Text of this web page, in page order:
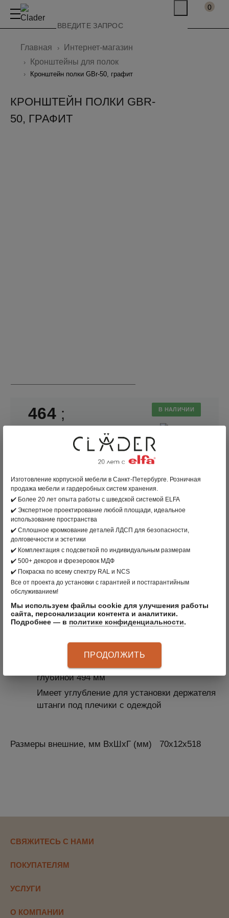
0
Главная
Интернет-магазин
Кронштейны для полок
Кронштейн полки GBr-50, графит
КРОНШТЕЙН ПОЛКИ GBR-
50, ГРАФИТ
464 ; В НАЛИЧИИ
В КОРЗИНУ
вернуться в раздел
ПРОИЗВОДИТЕЛЬ:РОССИЯ
ЦВЕТ: ГРАФИТ
МАТЕРИАЛ: СТАЛЬ
S70299110615
ОПИСАНИЕ ПРОДУКТА
Устанавливается в вертикальную стойку
Служит для крепления сетчатых полок
глубиной 494 мм
Имеет углубление для установки держателя
штанги под плечики с одеждой
Размеры внешние, мм ВхШхГ (мм) 70x12x518
СВЯЖИТЕСЬ С НАМИ
ПОКУПАТЕЛЯМ
УСЛУГИ
О КОМПАНИИ
Изготовление корпусной мебели в Санкт-Петербурге. Розничная
продажа мебели и гардеробных систем хранения.
✔️ Более 20 лет опыта работы с шведской системой ELFA
✔️ Экспертное проектирование любой площади, идеальное
использование пространства
✔️ Сплошное кромкование деталей ЛДСП для безопасности,
долговечности и эстетики
✔️ Комплектация с подсветкой по индивидуальным размерам
✔️ 500+ декоров и фрезеровок МДФ
✔️ Покраска по всему спектру RAL и NCS
Все от проекта до установки с гарантией и постгарантийным
обслуживанием!
Мы используем файлы cookie для улучшения работы
сайта, персонализации контента и аналитики.
Подробнее — в политике конфиденциальности.
ПРОДОЛЖИТЬ